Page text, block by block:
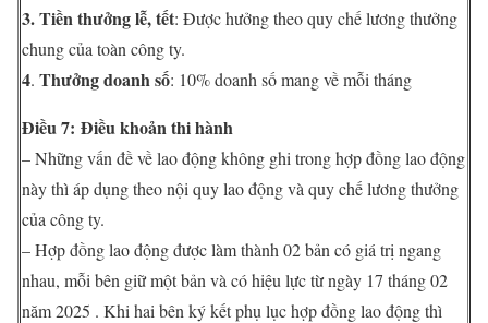
3. Tiền thưởng lễ, tết: Được hưởng theo quy chế lương thưởng
chung của toàn công ty.
4. Thưởng doanh số: 10% doanh số mang về mỗi tháng
Điều 7: Điều khoản thi hành
– Những vấn đề về lao động không ghi trong hợp đồng lao động
này thì áp dụng theo nội quy lao động và quy chế lương thưởng
của công ty.
– Hợp đồng lao động được làm thành 02 bản có giá trị ngang
nhau, mỗi bên giữ một bản và có hiệu lực từ ngày 17 tháng 02
năm 2025 . Khi hai bên ký kết phụ lục hợp đồng lao động thì